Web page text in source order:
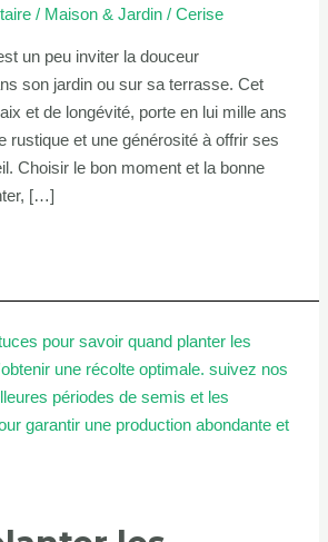
/ Maison & Jardin /Cerise
un peu inviter la douceur
son jardin ou sur sa terrasse. Cet
et de longévité, porte en lui mille ans
rustique et une générosité à offrir ses
Choisir le bon moment et la bonne
[…]